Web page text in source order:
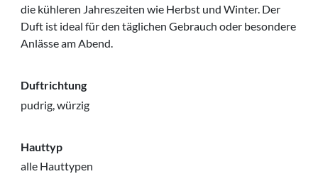
die kühleren Jahreszeiten wie Herbst und Winter. Der
Duft ist ideal für den täglichen Gebrauch oder besondere
Anlässe am Abend.
Duftrichtung
pudrig, würzig
Hauttyp
alle Hauttypen